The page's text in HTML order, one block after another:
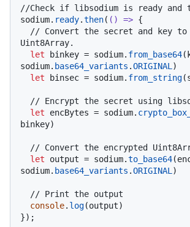
//Check if libsodium is ready and
sodium. ready.then( () => {
// Convert the secret and key to
Uint8Array.
let binkey = sodium. from_base64
sodium. base64_variants .ORIGINAL)
let binsec = sodium. from_string
// Encrypt the secret using
let encBytes = sodium.
binkey)
// Convert the encrypted
let output = sodium.to_base64
sodium. base64_variants .ORIGINAL)
// Print the output
console. log(output)